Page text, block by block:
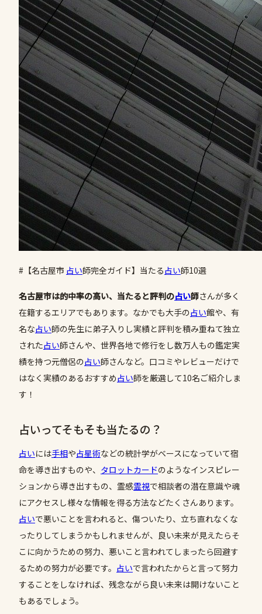
#【名古屋市 占い師完全ガイド】当たる占い師10選
名古屋市は的中率の高い、当たると評判の占い師さんが多く
在籍するエリアでもあります。なかでも大手の占い館や、有
名な占い師の先生に弟子入りし実績と評判を積み重ねて独立
された占い師さんや、世界各地で修行をし数万人もの鑑定実
績を持つ元僧侶の占い師さんなど。口コミやレビューだけで
はなく実績のあるおすすめ占い師を厳選して10名ご紹介しま
す！
占いってそもそも当たるの？
占いには手相や占星術などの統計学がベースになっていて宿
命を導き出すものや、 タロットカードのようなインスピレー
ションから導き出すもの、霊感霊視で相談者の潜在意識や魂
にアクセスし様々な情報を得る方法などたくさんあります。
占いで悪いことを言われると、傷ついたり、立ち直れなくな
ったりしてしまうかもしれませんが、良い未来が見えたらそ
こに向かうための努力、悪いこと言われてしまったら回避す
るための努力が必要です。 占いで言われたからと言って努力
することをしなければ、残念ながら良い未来は開けないこと
もあるでしょう。